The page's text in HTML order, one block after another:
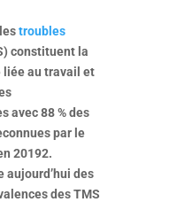
troubles
constituent la
liée au travail et
avec 88 % des
par le
20192.
aujourd’hui des
des TMS